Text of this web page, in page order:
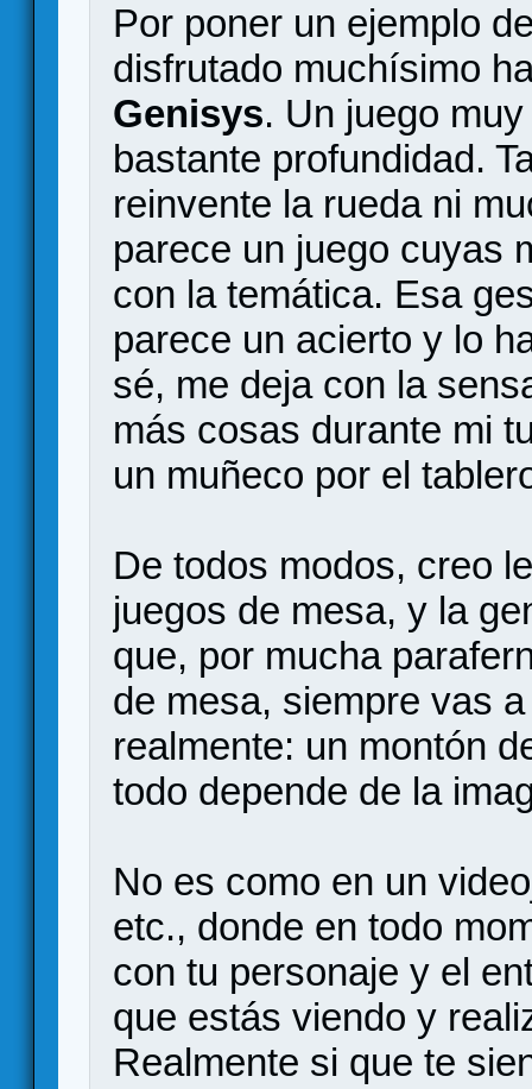
Por poner un ejemplo
disfrutado muchísimo
Genisys. Un juego
bastante profundidad.
reinvente la rueda ni
parece un juego cuyas
con la temática. Esa
parece un acierto y lo
sé, me deja con la
más cosas durante mi
un muñeco por el
De todos modos, creo
juegos de mesa, y la
que, por mucha
de mesa, siempre vas
realmente: un montón
todo depende de la
No es como en un
etc., donde en todo
con tu personaje y el
que estás viendo y
Realmente si que te